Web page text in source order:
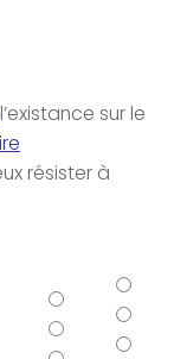
l’existance sur le
résister à